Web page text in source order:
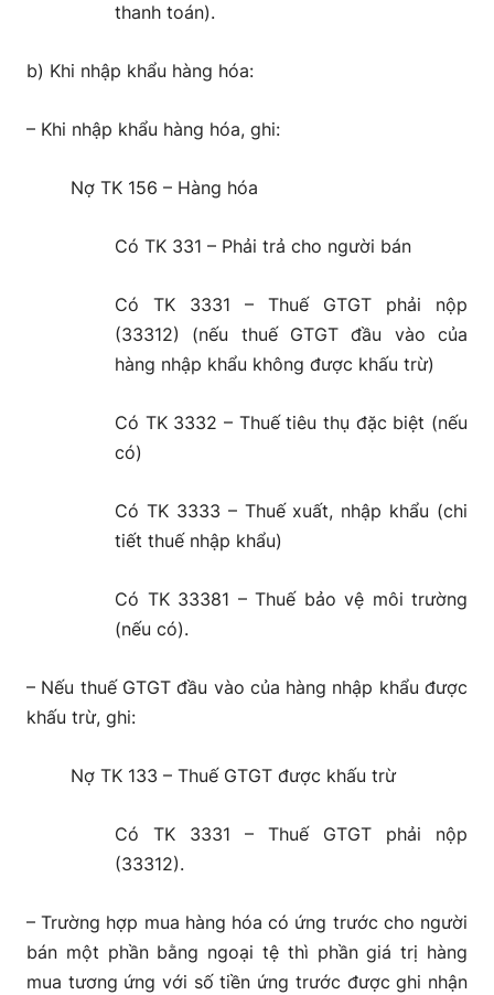
thanh toán).
b) Khi nhập khẩu hàng hóa:
– Khi nhập khẩu hàng hóa, ghi:
Nợ TK 156 – Hàng hóa
Có TK 331 – Phải trả cho người bán
Có TK 3331 – Thuế GTGT phải nộp
(33312) (nếu thuế GTGT đầu vào của
hàng nhập khẩu không được khấu trừ)
Có TK 3332 – Thuế tiêu thụ đặc biệt (nếu
có)
Có TK 3333 – Thuế xuất, nhập khẩu (chi
tiết thuế nhập khẩu)
Có TK 33381 – Thuế bảo vệ môi trường
(nếu có).
– Nếu thuế GTGT đầu vào của hàng nhập khẩu được
khấu trừ, ghi:
Nợ TK 133 – Thuế GTGT được khấu trừ
Có TK 3331 – Thuế GTGT phải nộp
(33312).
– Trường hợp mua hàng hóa có ứng trước cho người
bán một phần bằng ngoại tệ thì phần giá trị hàng
mua tương ứng với số tiền ứng trước được ghi nhận